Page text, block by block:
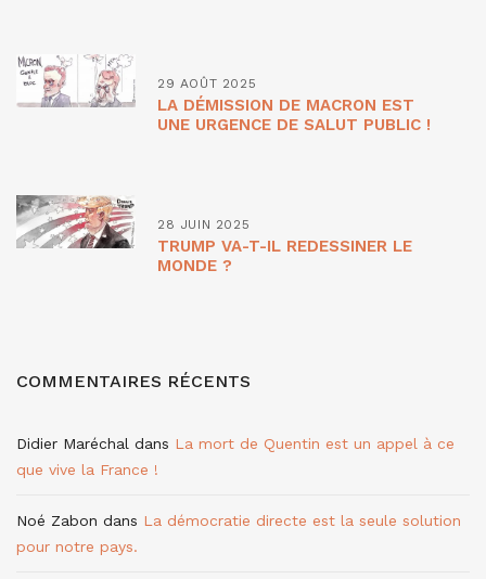
29 AOÛT 2025
LA DÉMISSION DE MACRON EST
UNE URGENCE DE SALUT PUBLIC !
28 JUIN 2025
TRUMP VA-T-IL REDESSINER LE
MONDE ?
COMMENTAIRES RÉCENTS
Didier Maréchal dans La mort de Quentin est un appel à ce
que vive la France !
Noé Zabon dans La démocratie directe est la seule solution
pour notre pays.